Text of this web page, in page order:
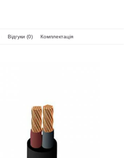
Відгуки (0) Комплектація